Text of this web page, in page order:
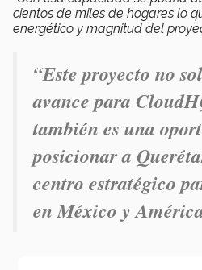
cientos de miles de hogares lo
energético y magnitud del
“Este proyecto no
avance para
también es una
posicionar a
centro estratégico
en México y